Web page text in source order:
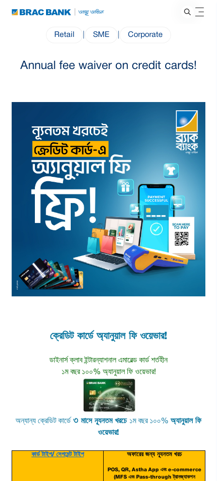
Retail SME Corporate
Annual fee waiver on credit cards!
ক্রেডিট কার্ডে অ্যানুয়াল ফি ওয়েভার!
ডাইনার্স ক্লাব ইন্টারন্যাশনাল এমারেল্ড কার্ড শর্তহীন
১ম বছর ১০০% অ্যানুয়াল ফি ওয়েভার!
অন্যান্য ক্রেডিট কার্ডে ৩ মাসে ন্যূনতম খরচে ১ম বছর ১০০% অ্যানুয়াল ফি
ওয়েভার!
কার্ড টাইপ/ সেগমেন্ট টাইপ অফারের জন্য ন্যূনতম খরচ
POS, QR, Astha App এবং e-commerce
(MFS এবং Pass-through ট্রানজ্যাকশন